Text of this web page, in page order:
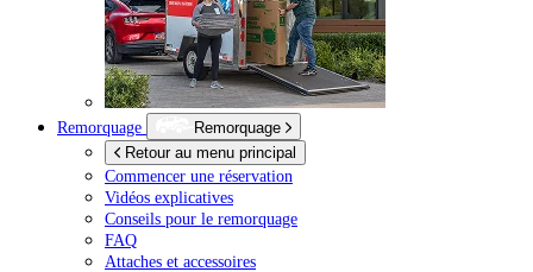
Remorquage
Remorquage
Retour au menu principal
Commencer une réservation
Vidéos explicatives
Conseils pour le remorquage
FAQ
Attaches et accessoires